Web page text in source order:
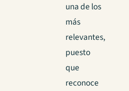
una de los
más
relevantes,
puesto
que
reconoce